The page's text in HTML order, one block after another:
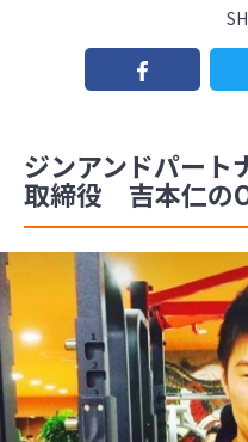
ジンアンドパー
取締役 吉本仁の